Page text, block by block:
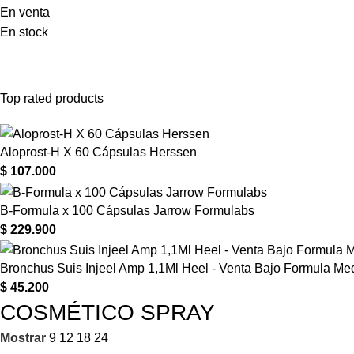
En venta
En stock
Top rated products
Aloprost-H X 60 Cápsulas Herssen
$ 107.000
B-Formula x 100 Cápsulas Jarrow Formulabs
$ 229.900
Bronchus Suis Injeel Amp 1,1Ml Heel - Venta Bajo Formula
$ 45.200
COSMÉTICO SPRAY
Mostrar 9 12 18 24